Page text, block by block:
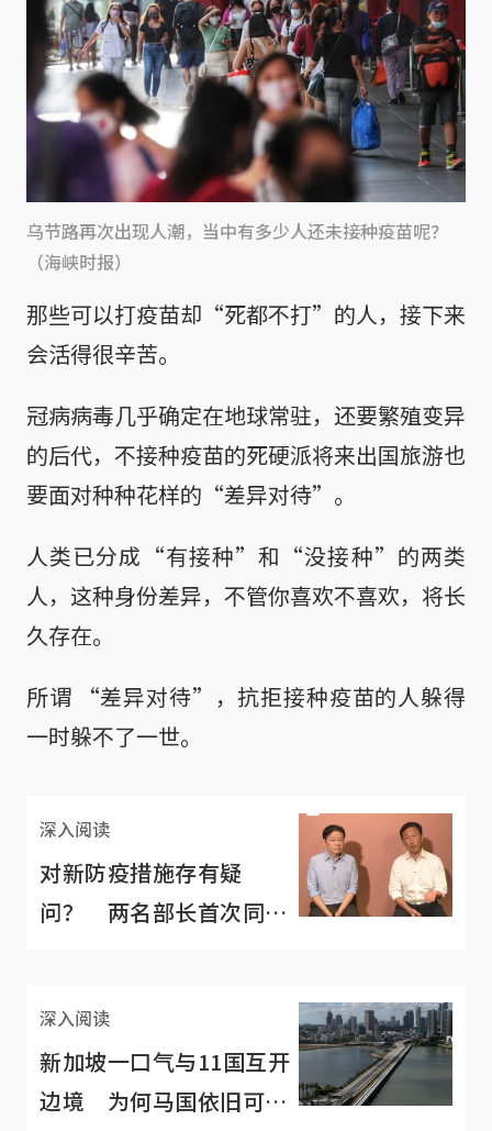
乌节路再次出现人潮，当中有多少人还未接种疫苗呢？
（海峡时报）
那些可以打疫苗却“死都不打”的人，接下来
会活得很辛苦。
冠病病毒几乎确定在地球常驻，还要繁殖变异
的后代，不接种疫苗的死硬派将来出国旅游也
要面对种种花样的“差异对待”。
人类已分成“有接种”和“没接种”的两类
人，这种身份差异，不管你喜欢不喜欢，将长
久存在。
所谓 “差异对待”，抗拒接种疫苗的人躲得
一时躲不了一世。
深入阅读
对新防疫措施存有疑
问？ 两名部长首次同框
深入阅读
新加坡一口气与11国互开
边境 为何马国依旧可望